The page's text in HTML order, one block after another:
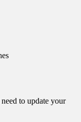
to update your